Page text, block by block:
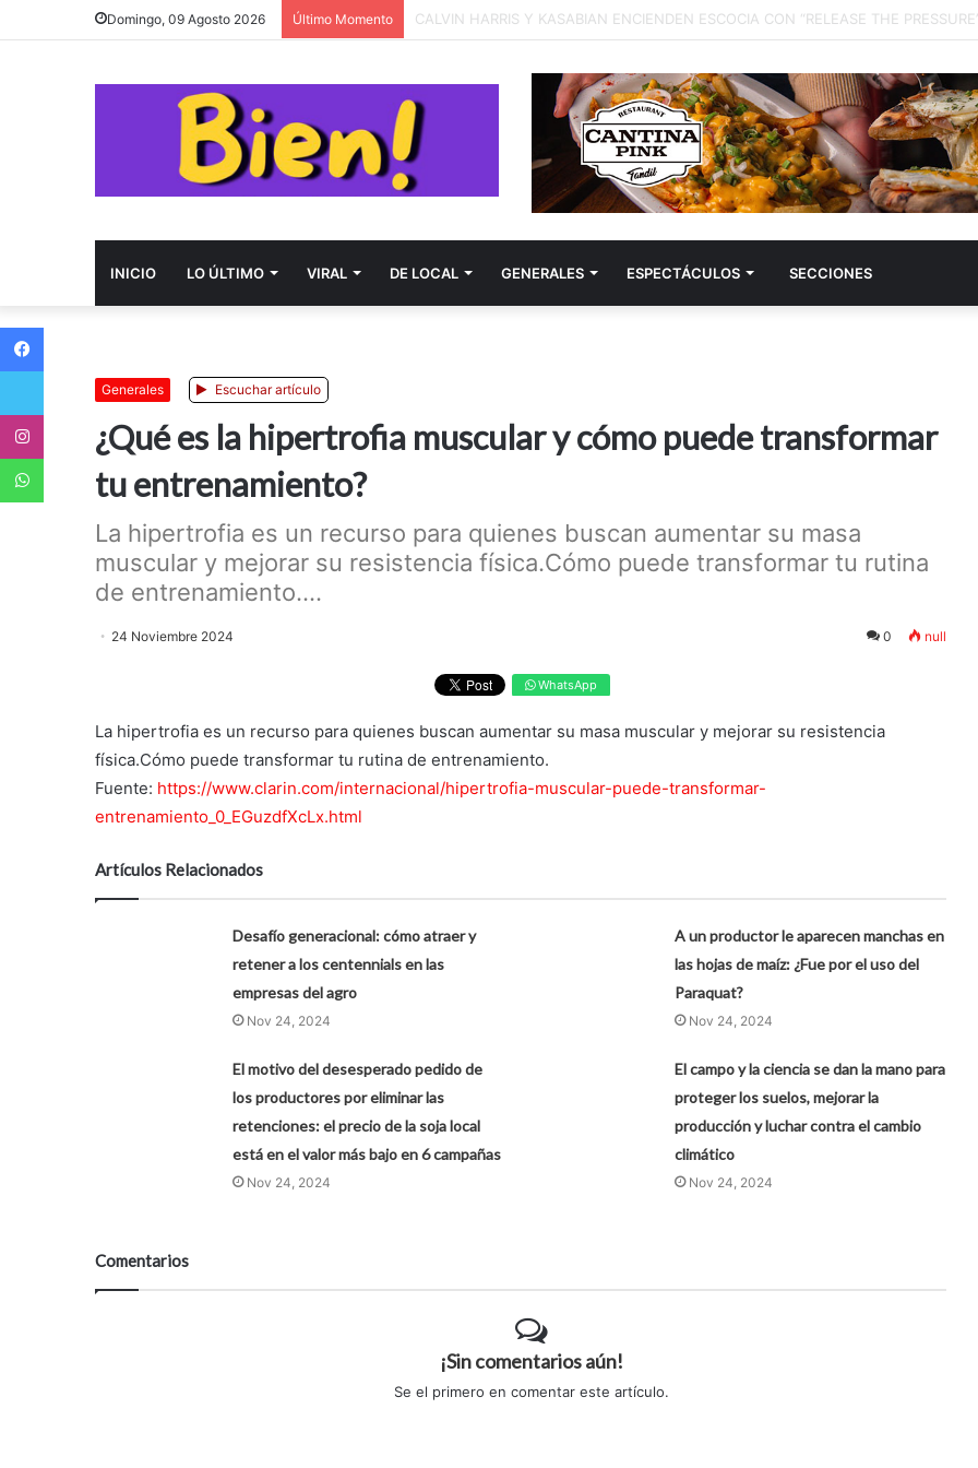
Domingo, 09 Agosto 2026 Último Momento
INICIO LO ÚLTIMO VIRAL DE LOCAL GENERALES ESPECTÁCULOS SECCIONES
Generales Escuchar artículo
¿Qué es la hipertrofia muscular y cómo puede transformar
tu entrenamiento?
La hipertrofia es un recurso para quienes buscan aumentar su masa
muscular y mejorar su resistencia física.Cómo puede transformar tu rutina
de entrenamiento....
24 Noviembre 2024 0 null
WhatsApp
La hipertrofia es un recurso para quienes buscan aumentar su masa muscular y mejorar su resistencia
física.Cómo puede transformar tu rutina de entrenamiento.
Fuente: https://www.clarin.com/internacional/hipertrofia-muscular-puede-transformar-
entrenamiento_0_EGuzdfXcLx.html
Artículos Relacionados
Desafío generacional: cómo atraer y
retener a los centennials en las
empresas del agro
Nov 24, 2024
A un productor le aparecen manchas en
las hojas de maíz: ¿Fue por el uso del
Paraquat?
Nov 24, 2024
El motivo del desesperado pedido de
los productores por eliminar las
retenciones: el precio de la soja local
está en el valor más bajo en 6 campañas
Nov 24, 2024
El campo y la ciencia se dan la mano para
proteger los suelos, mejorar la
producción y luchar contra el cambio
climático
Nov 24, 2024
Comentarios
¡Sin comentarios aún!
Se el primero en comentar este artículo.
WhatsApp